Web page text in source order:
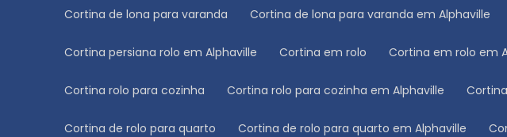
Cortina de lona para varanda Cortina de lona para varanda em Alphaville
Cortina persiana rolo em Alphaville Cortina em rolo Cortina em rolo em
Cortina rolo para cozinha Cortina rolo para cozinha em Alphaville
Cortina de rolo para quarto Cortina de rolo para quarto em Alphaville